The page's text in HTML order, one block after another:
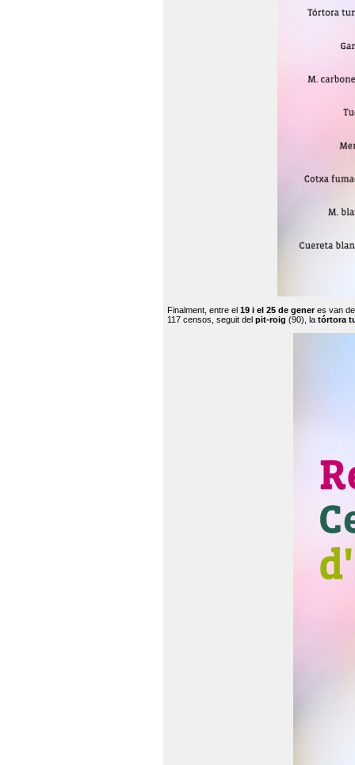
Finalment, entre el 19 i el 25 de generes van
117 censos, seguit del pit-roig (90), la tórtora